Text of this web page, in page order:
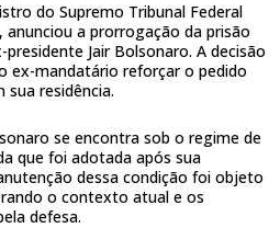
do Supremo Tribunal Federal
anunciou a prorrogação da prisão
Jair Bolsonaro. A decisão
ex-mandatário reforçar o pedido
sua residência.
se encontra sob o regime de
que foi adotada após sua
dessa condição foi objeto
o contexto atual e os
defesa.